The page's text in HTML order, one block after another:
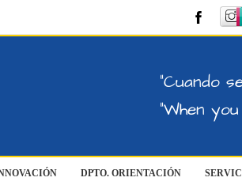
"Cuando
"When
DPTO. ORIENTACIÓN